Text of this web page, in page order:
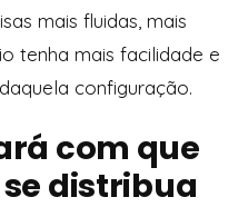
mais fluidas, mais
tenha mais facilidade e
configuração.
com que
distribua